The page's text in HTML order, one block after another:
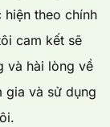
theo chính
cam kết sẽ
và hài lòng về
gia và sử dụng